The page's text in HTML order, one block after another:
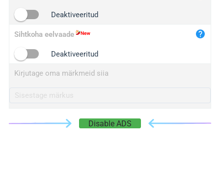
Deaktiveeritud
Sihtkoha eelvaade
Deaktiveeritud
Kirjutage oma märkmeid siia
Disable ADS